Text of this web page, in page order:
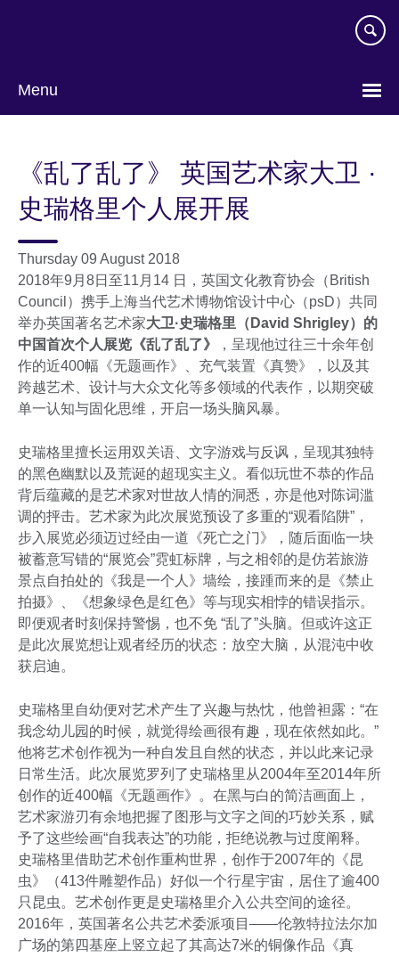
Menu
language
《乱了乱了》 英国艺术家大卫 ·
史瑞格里个人展开展
Thursday 09 August 2018
2018年9月8日至11月14 日，英国文化教育协会（British
Council）携手上海当代艺术博物馆设计中心（psD）共同
举办英国著名艺术家大卫·史瑞格里（David Shrigley）的
中国首次个人展览《乱了乱了》
，呈现他过往三十余年创
作的近400幅《无题画作》、充气装置《真赞》，以及其
跨越艺术、设计与大众文化等多领域的代表作，以期突破
单一认知与固化思维，开启一场头脑风暴。
史瑞格里擅长运用双关语、文字游戏与反讽，呈现其独特
的黑色幽默以及荒诞的超现实主义。看似玩世不恭的作品
背后蕴藏的是艺术家对世故人情的洞悉，亦是他对陈词滥
调的抨击。艺术家为此次展览预设了多重的“观看陷阱”，
步入展览必须迈过经由一道《死亡之门》，随后面临一块
被蓄意写错的“展览会”霓虹标牌，与之相邻的是仿若旅游
景点自拍处的《我是一个人》墙绘，接踵而来的是《禁止
拍摄》、《想象绿色是红色》等与现实相悖的错误指示。
即便观者时刻保持警惕，也不免 “乱了”头脑。但或许这正
是此次展览想让观者经历的状态：放空大脑，从混沌中收
获启迪。
史瑞格里自幼便对艺术产生了兴趣与热忱，他曾袒露：“在
我念幼儿园的时候，就觉得绘画很有趣，现在依然如此。”
他将艺术创作视为一种自发且自然的状态，并以此来记录
日常生活。此次展览罗列了史瑞格里从2004年至2014年所
创作的近400幅《无题画作》。在黑与白的简洁画面上，
艺术家游刃有余地把握了图形与文字之间的巧妙关系，赋
予了这些绘画“自我表达”的功能，拒绝说教与过度阐释。
史瑞格里借助艺术创作重构世界，创作于2007年的《昆
虫》（413件雕塑作品）好似一个行星宇宙，居住了逾400
只昆虫。艺术创作更是史瑞格里介入公共空间的途径。
2016年，英国著名公共艺术委派项目——伦敦特拉法尔加
广场的第四基座上竖立起了其高达7米的铜像作品《真